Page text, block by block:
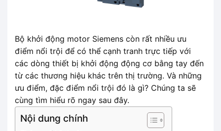
Bộ khởi động motor Siemens còn rất nhiều ưu
điểm nổi trội để có thể cạnh tranh trực tiếp với
các dòng thiết bị khởi động động cơ bằng tay đến
từ các thương hiệu khác trên thị trường. Và những
ưu điểm, đặc điểm nổi trội đó là gì? Chúng ta sẽ
cùng tìm hiểu rõ ngay sau đây.
Nội dung chính